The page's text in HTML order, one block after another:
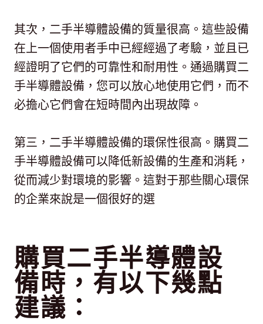
其次，二手半導體設備的質量很高。這些設備
在上一個使用者手中已經經過了考驗，並且已
經證明了它們的可靠性和耐用性。通過購買二
手半導體設備，您可以放心地使用它們，而不
必擔心它們會在短時間內出現故障。
第三，二手半導體設備的環保性很高。購買二
手半導體設備可以降低新設備的生產和消耗，
從而減少對環境的影響。這對于那些關心環保
的企業來說是一個很好的選
購買二手半導體設
備時，有以下幾點
建議：